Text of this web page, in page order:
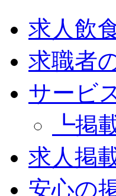
求人飲
求職者
サービ
┗掲
求人掲
安心の